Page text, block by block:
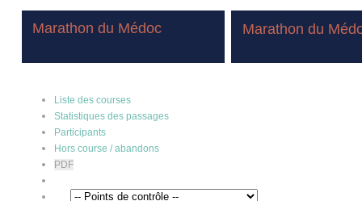
Marathon du Médoc Marathon du
Liste des courses
Statistiques des passages
Participants
Hors course / abandons
PDF